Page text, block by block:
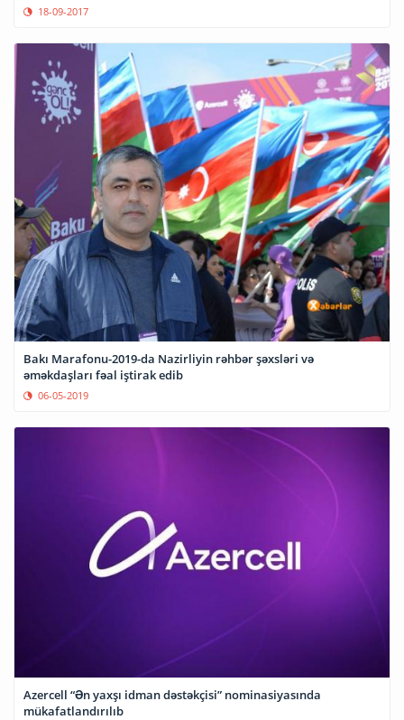
18-09-2017
Bakı Marafonu-2019-da Nazirliyin rəhbər şəxsləri və
əməkdaşları fəal iştirak edib
06-05-2019
Azercell “Ən yaxşı idman dəstəkçisi” nominasiyasında
mükafatlandırılıb